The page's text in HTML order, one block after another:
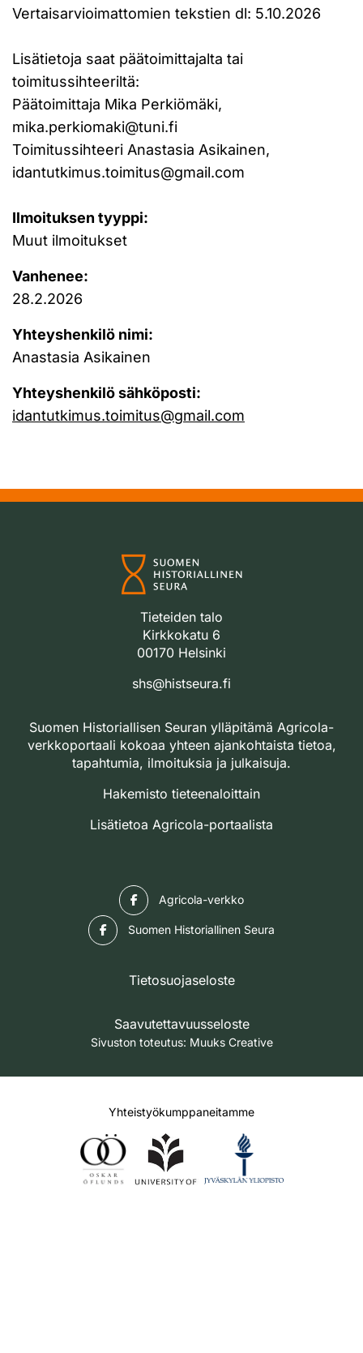
Vertaisarvioimattomien tekstien dl: 5.10.2026
Lisätietoja saat päätoimittajalta tai
toimitussihteeriltä:
Päätoimittaja Mika Perkiömäki,
mika.perkiomaki@tuni.fi
Toimitussihteeri Anastasia Asikainen,
idantutkimus.toimitus@gmail.com
Ilmoituksen tyyppi:
Muut ilmoitukset
Vanhenee:
28.2.2026
Yhteyshenkilö nimi:
Anastasia Asikainen
Yhteyshenkilö sähköposti:
idantutkimus.toimitus@gmail.com
Tieteiden talo
Kirkkokatu 6
00170 Helsinki
shs@histseura.fi
Suomen Historiallisen Seuran ylläpitämä Agricola-
verkkoportaali kokoaa yhteen ajankohtaista tietoa,
tapahtumia, ilmoituksia ja julkaisuja.
Hakemisto tieteenaloittain
Lisätietoa Agricola-portaalista
Agricola-verkko
Suomen Historiallinen Seura
Tietosuojaseloste
Saavutettavuusseloste
Sivuston toteutus: Muuks Creative
Yhteistyökumppaneitamme